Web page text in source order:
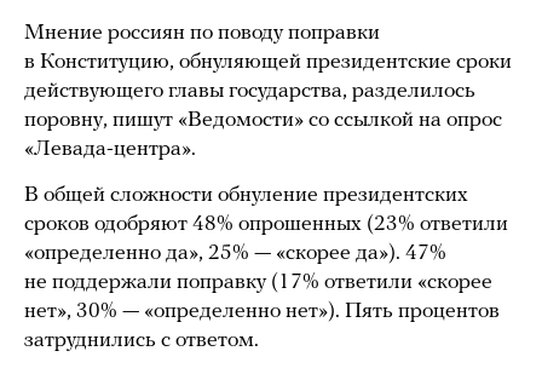
Мнение россиян по поводу поправки
в Конституцию, обнуляющей президентские сроки
действующего главы государства, разделилось
поровну, пишут «Ведомости» со ссылкой на опрос
«Левада-центра».
В общей сложности обнуление президентских
сроков одобряют 48% опрошенных (23% ответили
«определенно да», 25% — «скорее да»). 47%
не поддержали поправку (17% ответили «скорее
нет», 30% — «определенно нет»). Пять процентов
затруднились с ответом.